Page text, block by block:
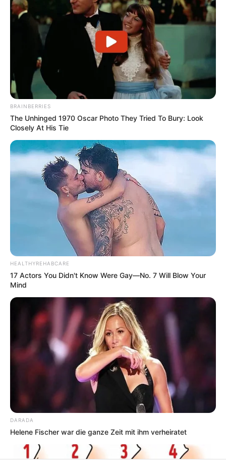
BRAINBERRIES
The Unhinged 1970 Oscar Photo They Tried To Bury: Look
Closely At His Tie
HEALTHYREHABCARE
17 Actors You Didn't Know Were Gay—No. 7 Will Blow Your
Mind
DARADA
Helene Fischer war die ganze Zeit mit ihm verheiratet